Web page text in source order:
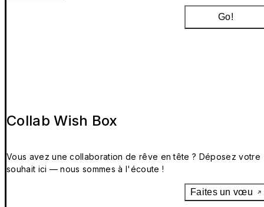
Go!
Collab Wish Box
Vous avez une collaboration de rêve en tête ? Déposez votre
souhait ici — nous sommes à l'écoute !
Faites un vœu